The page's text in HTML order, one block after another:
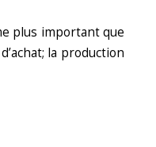
plus important que
la production